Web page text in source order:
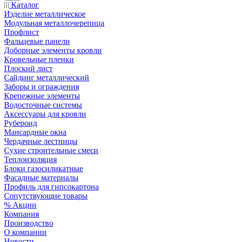
Каталог
Изделие металлическое
Модульная металлочерепица
Профлист
Фальцевые панели
Доборные элементы кровли
Кровельные пленки
Плоский лист
Сайдинг металлический
Заборы и ограждения
Крепежные элементы
Водосточные системы
Аксессуары для кровли
Рубероид
Мансардные окна
Чердачные лестницы
Сухие строительные смеси
Теплоизоляция
Блоки газосиликатные
Фасадные материалы
Профиль для гипсокартона
Сопутствующие товары
% Акции
Компания
Производство
О компании